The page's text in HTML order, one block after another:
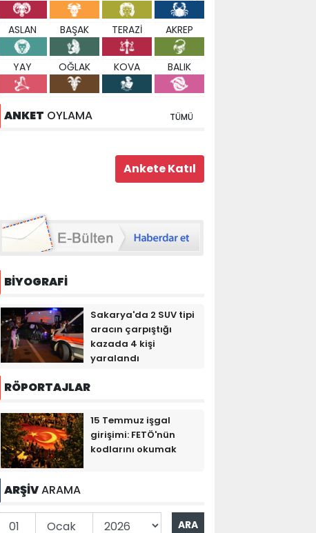
ASLAN BAŞAK TERAZİ AKREP
YAY OĞLAK KOVA BALIK
ANKET OYLAMA TÜMÜ
BİYOGRAFİ
Sakarya'da 2 SUV tipi
aracın çarpıştığı
kazada 4 kişi
yaralandı
RÖPORTAJLAR
15 Temmuz işgal
girişimi: FETÖ'nün
kodlarını okumak
ARŞİVARAMA